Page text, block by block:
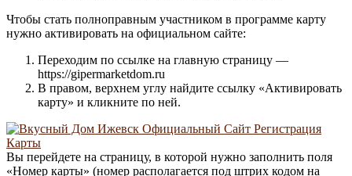
Чтобы стать полноправным участником в программе карту
нужно активировать на официальном сайте:
Переходим по ссылке на главную страницу —
https://gipermarketdom.ru
В правом, верхнем углу найдите ссылку «Активировать
карту» и кликните по ней.
Вы перейдете на страницу, в которой нужно заполнить поля
«Номер карты» (номер располагается под штрих кодом на